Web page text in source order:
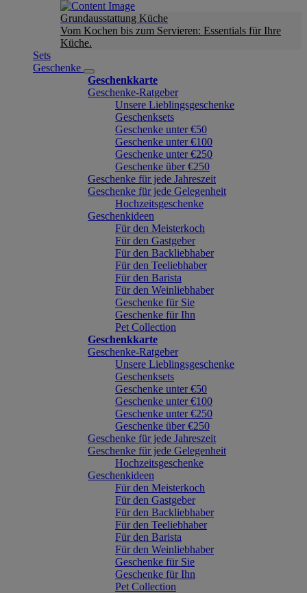
Grundausstattung Küche
Vom Kochen bis zum Servieren: Essentials für Ihre
Küche.
Sets
Geschenke
Geschenkkarte
Geschenke-Ratgeber
Unsere Lieblingsgeschenke
Geschenksets
Geschenke unter €50
Geschenke unter €100
Geschenke unter €250
Geschenke über €250
Geschenke für jede Jahreszeit
Geschenke für jede Gelegenheit
Hochzeitsgeschenke
Geschenkideen
Für den Meisterkoch
Für den Gastgeber
Für den Backliebhaber
Für den Teeliebhaber
Für den Barista
Für den Weinliebhaber
Geschenke für Sie
Geschenke für Ihn
Pet Collection
Geschenkkarte
Geschenke-Ratgeber
Unsere Lieblingsgeschenke
Geschenksets
Geschenke unter €50
Geschenke unter €100
Geschenke unter €250
Geschenke über €250
Geschenke für jede Jahreszeit
Geschenke für jede Gelegenheit
Hochzeitsgeschenke
Geschenkideen
Für den Meisterkoch
Für den Gastgeber
Für den Backliebhaber
Für den Teeliebhaber
Für den Barista
Für den Weinliebhaber
Geschenke für Sie
Geschenke für Ihn
Pet Collection